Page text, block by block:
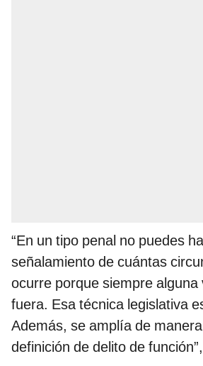
“En un tipo penal no puedes
señalamiento de cuántas
ocurre porque siempre alguna
fuera. Esa técnica legislativa
Además, se amplía de
definición de delito de